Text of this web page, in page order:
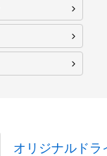
オリジナルドラ